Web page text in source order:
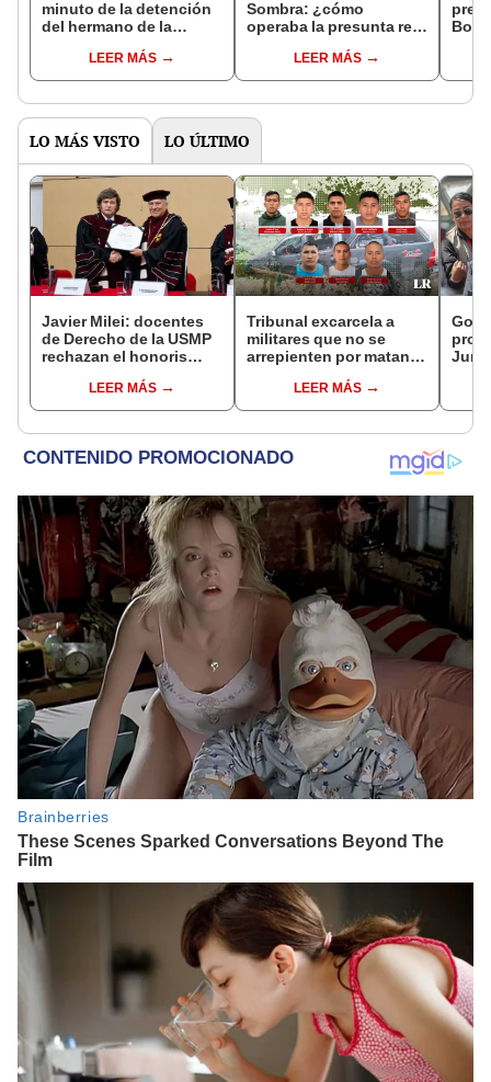
minuto de la detención
del hermano de la
Fiscalía y Diviac
LEER MÁS
Sombra: ¿cómo
operaba la presunta red
Boluarte?LEER MÁS
LO MÁS VISTO LO ÚLTIMO
Javier Milei: docentes
de Derecho de la USMP
rechazan el honoris
presidente de Argentina
LEER MÁS
Tribunal excarcela a
militares que no se
arrepienten por matanza
LEER MÁS